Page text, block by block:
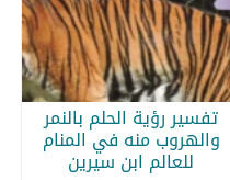
تفسير رؤية الحلم بالنمر
والهروب منه في المنام
للعالم ابن سيرين